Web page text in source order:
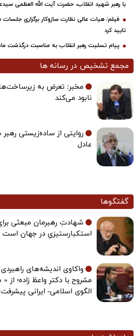
با رهبر شهید انقلاب، حضرت آیت‌ الله العظمی
فیلم/ هیات عالی نظارت سازوکار برگزاری
تایید کرد
پیام تسلیت رهبر انقلاب به مناسبت درگذشت
مجمع تشخیص در رسانه ها
مخبر: تعرض به
نابود می‌کند
روایتی از ساده‌زیستی
عادل
گفتگوها
شهادتِ رهبرمان مبعثی
استکبارستیزیِ در جهان است
واکاوی اندیشه‌های
مشروح با دکتر واعظ زاده؛ از
الگوی اسلامی- ایرانی